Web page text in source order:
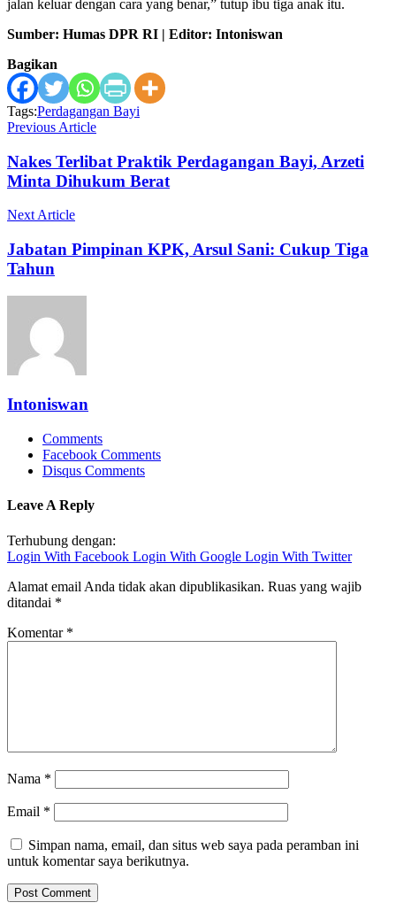
jalan keluar dengan cara yang benar,” tutup ibu tiga anak itu.
Sumber: Humas DPR RI | Editor: Intoniswan
Bagikan
Tags:Perdagangan Bayi
Previous Article
Nakes Terlibat Praktik Perdagangan Bayi, Arzeti
Minta Dihukum Berat
Next Article
Jabatan Pimpinan KPK, Arsul Sani: Cukup Tiga
Tahun
Intoniswan
Comments
Facebook Comments
Disqus Comments
Leave A Reply
Terhubung dengan:
Login With Facebook Login With Google Login With Twitter
Alamat email Anda tidak akan dipublikasikan. Ruas yang wajib
ditandai *
Komentar *
Nama *
Email *
Simpan nama, email, dan situs web saya pada peramban ini
untuk komentar saya berikutnya.